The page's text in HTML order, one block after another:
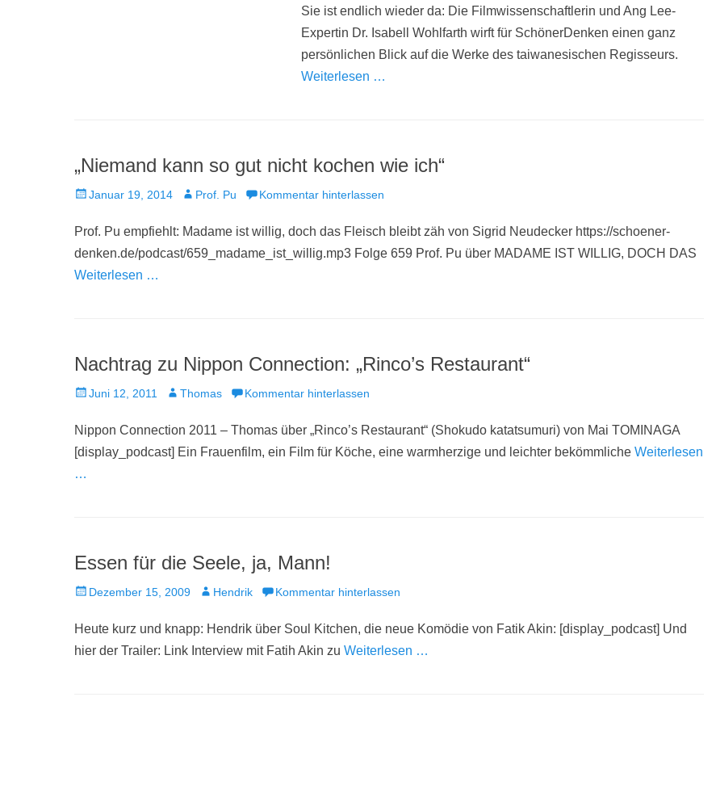
Sie ist endlich wieder da: Die Filmwissenschaftlerin und Ang Lee-
Expertin Dr. Isabell Wohlfarth wirft für SchönerDenken einen ganz
persönlichen Blick auf die Werke des taiwanesischen Regisseurs.
Weiterlesen …
„Niemand kann so gut nicht kochen wie ich“
Veröffentlicht
Januar 19, 2014 AutorProf. Pu Kommentar hinterlassen
Prof. Pu empfiehlt: Madame ist willig, doch das Fleisch bleibt zäh von Sigrid Neudecker https://schoener-
denken.de/podcast/659_madame_ist_willig.mp3 Folge 659 Prof. Pu über MADAME IST WILLIG, DOCH DAS
Weiterlesen …
Nachtrag zu Nippon Connection: „Rinco’s Restaurant“
Veröffentlicht
Juni 12, 2011 AutorThomas Kommentar hinterlassen
Nippon Connection 2011 – Thomas über „Rinco’s Restaurant“ (Shokudo katatsumuri) von Mai TOMINAGA
[display_podcast] Ein Frauenfilm, ein Film für Köche, eine warmherzige und leichter bekömmliche Weiterlesen
…
Essen für die Seele, ja, Mann!
Veröffentlicht
Dezember 15, 2009 AutorHendrik Kommentar hinterlassen
Heute kurz und knapp: Hendrik über Soul Kitchen, die neue Komödie von Fatik Akin: [display_podcast] Und
hier der Trailer: Link Interview mit Fatih Akin zu Weiterlesen …